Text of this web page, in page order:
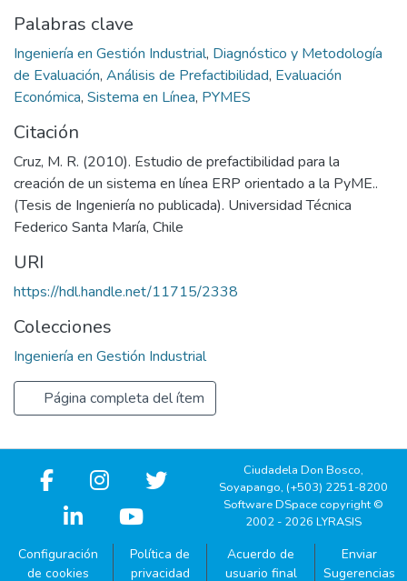
Palabras clave
Ingeniería en Gestión Industrial, Diagnóstico y Metodología
de Evaluación, Análisis de Prefactibilidad, Evaluación
Económica, Sistema en Línea, PYMES
Citación
Cruz, M. R. (2010). Estudio de prefactibilidad para la
creación de un sistema en línea ERP orientado a la PyME..
(Tesis de Ingeniería no publicada). Universidad Técnica
Federico Santa María, Chile
URI
https://hdl.handle.net/11715/2338
Colecciones
Ingeniería en Gestión Industrial
Página completa del ítem
Ciudadela Don Bosco,
Soyapango, (+503) 2251-8200
Software DSpace copyright ©
2002 - 2026 LYRASIS
Configuración
de cookies
Política de
privacidad
Acuerdo de
usuario final
Enviar
Sugerencias